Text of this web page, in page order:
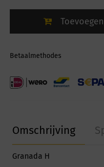
Betaalmethodes
Omschrijving
Granada H